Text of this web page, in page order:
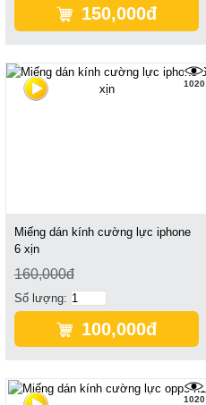
150,000đ
1020
Miếng dán kính cường lực iphone
6 xịn
160,000đ
Số lượng:
100,000đ
1020